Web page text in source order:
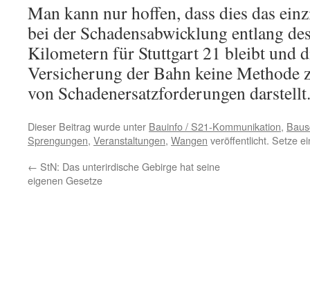
Man kann nur hoffen, dass dies das
bei der Schadensabwicklung entlang
Kilometern für Stuttgart 21 bleibt und
Versicherung der Bahn keine Methode
von Schadenersatzforderungen darstellt.
Dieser Beitrag wurde unter Bauinfo / S21-Kommunikation,
Sprengungen, Veranstaltungen, Wangen veröffentlicht. Setze
← StN: Das unterirdische Gebirge hat seine
eigenen Gesetze